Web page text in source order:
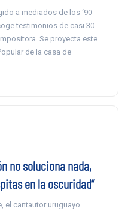
a mediados de los ‘90
testimonios de casi 30
Se proyecta este
de la casa de
no soluciona nada,
en la oscuridad”
el cantautor uruguayo